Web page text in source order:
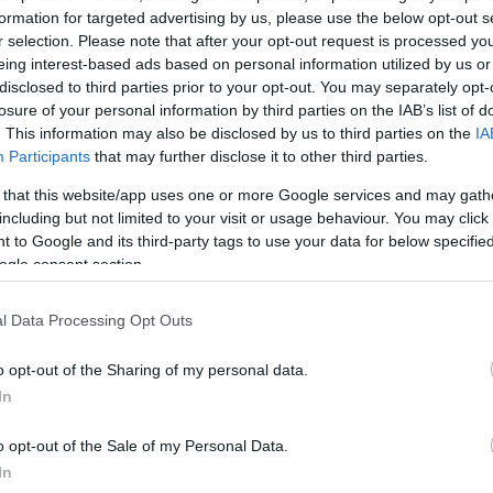
for targeted advertising by us, please use the below opt-out
selection. Please note that after your opt-out request is processed
interest-based ads based on personal information utilized by us
to third parties prior to your opt-out. You may separately
of your personal information by third parties on the IAB’s list of
This information may also be disclosed by us to third parties on the
Participants that may further disclose it to other third parties.
that this website/app uses one or more Google services and may
but not limited to your visit or usage behaviour. You may
to Google and its third-party tags to use your data for below
consent section.
Data Processing Opt Outs
opt-out of the Sharing of my personal data.
opt-out of the Sale of my Personal Data.
ΔΙΑΦΗΜΙΣΗ